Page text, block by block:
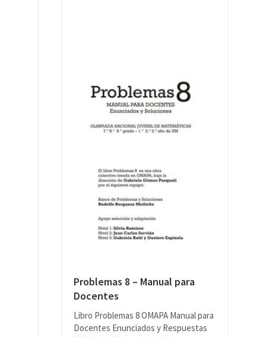
Problemas 8 – Manual para
Docentes
Libro Problemas 8 OMAPA Manual para
Docentes Enunciados y Respuestas